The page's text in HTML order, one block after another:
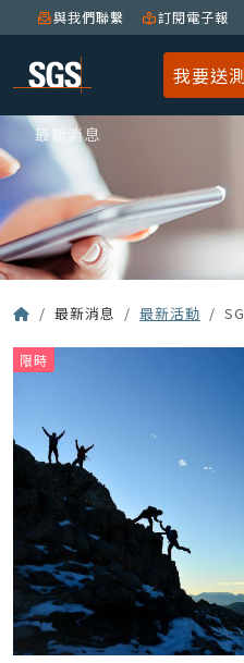
與我們聯繫 訂閱電子報
我要送測
最新消息
最新消息 最新活動 SGS協助
限時